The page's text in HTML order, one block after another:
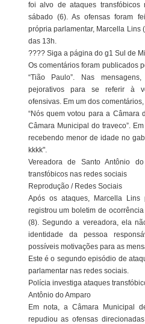
foi alvo de ataques
sábado (6). As ofensas foram
própria parlamentar, Marcella Lins
das 13h.
???? Siga a página do g1 Sul de
Os comentários foram publicados
“Tião Paulo”. Nas
pejorativos para se referir à
ofensivas. Em um dos
“Nós quem votou para a Câmara
Câmara Municipal do traveco”.
recebendo menor de idade no
kkkk".
Vereadora de Santo Antônio
transfóbicos nas redes sociais
Reprodução / Redes Sociais
Após os ataques, Marcella
registrou um boletim de
(8). Segundo a vereadora, ela
identidade da pessoa
possíveis motivações para as
Este é o segundo episódio de
parlamentar nas redes sociais.
Polícia investiga ataques
Antônio do Amparo
Em nota, a Câmara Municipal
repudiou as ofensas